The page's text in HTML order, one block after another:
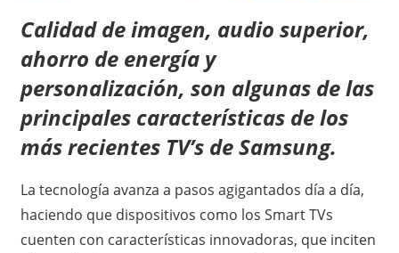
Calidad de imagen, audio superior,
ahorro de energía y
personalización, son algunas de las
principales características de los
más recientes TV’s de Samsung.
La tecnología avanza a pasos agigantados día a día,
haciendo que dispositivos como los Smart TVs
cuenten con características innovadoras, que inciten